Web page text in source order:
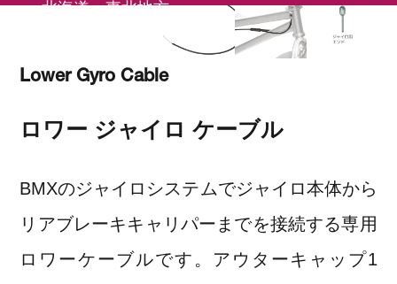
北海道・東北地方
近畿地方
四国地方
九州・沖縄地方
Lower Gyro Cable
ロワー ジャイロ ケーブル
BMXのジャイロシステムでジャイロ本体から
リアブレーキキャリパーまでを接続する専用
ロワーケーブルです。アウターキャップ1